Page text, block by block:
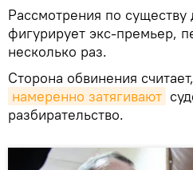
Рассмотрения по существу
фигурирует экс-премьер,
несколько раз.
Сторона обвинения
намеренно затягивают
разбирательство.